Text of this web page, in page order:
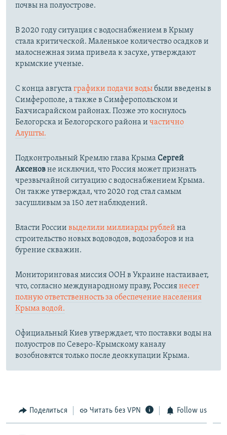
почвы на полуострове.
В 2020 году ситуация с водоснабжением в Крыму
стала критической. Маленькое количество осадков и
малоснежная зима привела к засухе, утверждают
крымские ученые.
С конца августа графики подачи водыбыли введены в
Симферополе, а также в Симферопольском и
Бахчисарайском районах. Позже это коснулось
Белогорска и Белогорского района и частично
Алушты.
Подконтрольный Кремлю глава Крыма Сергей
Аксеновне исключил, что Россия может признать
чрезвычайной ситуацию с водоснабжением Крыма.
Он также утверждал, что 2020 год стал самым
засушливым за 150 лет наблюдений.​
Власти России выделили миллиарды рублей на
строительство новых водоводов, водозаборов и на
бурение скважин.
Мониторинговая миссия ООН в Украине настаивает,
что, согласно международному праву, Россиянесет
полную ответственность за обеспечение населения
Крыма водой.
Официальный Киев утверждает, что поставки воды на
полуостров по Северо-Крымскому каналу
возобновятся только после деоккупации Крыма.
Поделиться Читать без VPN Follow us